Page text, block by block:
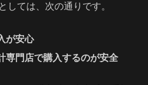
しては、次の通りです。
が安心
専門店で購入するのが安全